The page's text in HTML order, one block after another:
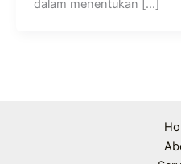
dalam menentukan […]